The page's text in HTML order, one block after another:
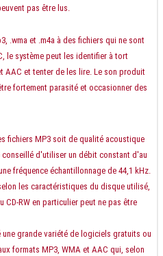
pas être lus.
.wma et .m4a à des fichiers qui ne sont
le système peut les identifier à tort
AAC et tenter de les lire. Le son produit
fortement parasité et occasionner des
fichiers MP3 soit de qualité acoustique
d'utiliser un débit constant d'au
fréquence échantillonnage de 44,1 kHz.
les caractéristiques du disque utilisé,
CD-RW en particulier peut ne pas être
une grande variété de logiciels gratuits ou
formats MP3, WMA et AAC qui, selon